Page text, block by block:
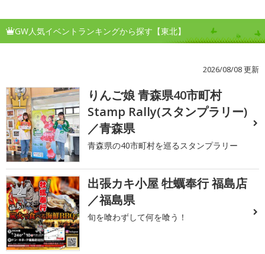
GW人気イベントランキングから探す【東北】
2026/08/08 更新
1
りんご娘 青森県40市町村
Stamp Rally(スタンプラリー)
／青森県
青森県の40市町村を巡るスタンプラリー
2
出張カキ小屋 牡蠣奉行 福島店
／福島県
旬を喰わずして何を喰う！